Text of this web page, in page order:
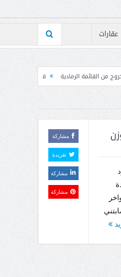
عقارات
قانون الاعلام بين رئيس الكتائب ومجلس
مشاركة
تغريدة
مشاركة
مشاركة